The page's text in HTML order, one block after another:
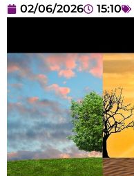
02/06/2026 15:10